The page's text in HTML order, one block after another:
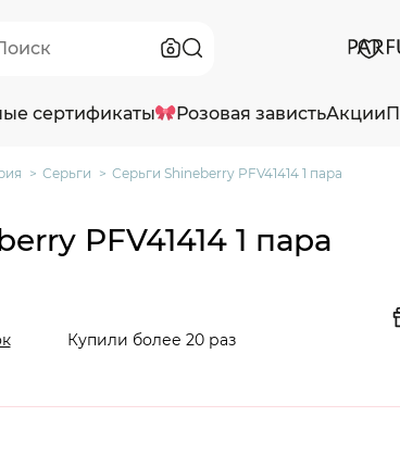
сертификаты Розовая завистьАкции
Серьги Серьги Shineberry PFV41414 1 пара
PFV41414 1 пара
Купили более 20 раз